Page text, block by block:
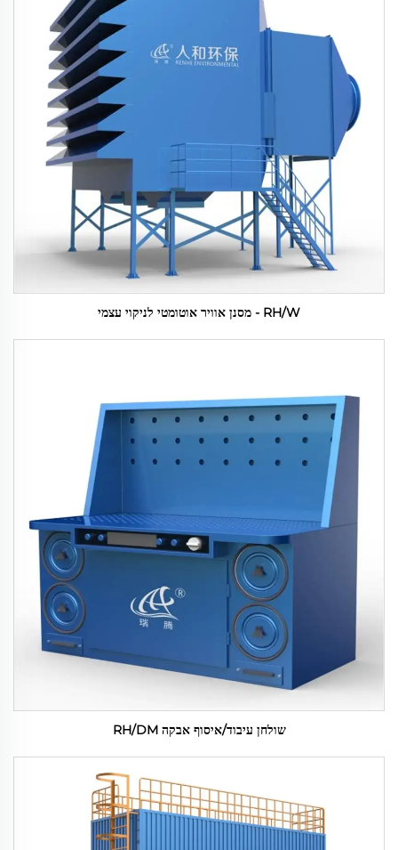
RH/W - מסנן אוויר אוטומטי לניקוי עצמי
שולחן עיבוד/איסוף אבקה RH/DM